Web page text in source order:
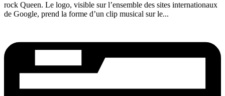
rock Queen. Le logo, visible sur l’ensemble des sites internationaux
de Google, prend la forme d’un clip musical sur le...